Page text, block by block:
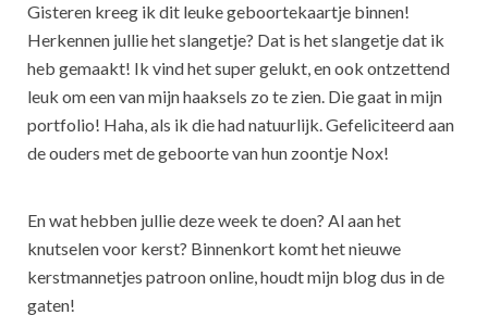
Gisteren kreeg ik dit leuke geboortekaartje binnen!
Herkennen jullie het slangetje? Dat is het slangetje dat ik
heb gemaakt! Ik vind het super gelukt, en ook ontzettend
leuk om een van mijn haaksels zo te zien. Die gaat in mijn
portfolio! Haha, als ik die had natuurlijk. Gefeliciteerd aan
de ouders met de geboorte van hun zoontje Nox!
En wat hebben jullie deze week te doen? Al aan het
knutselen voor kerst? Binnenkort komt het nieuwe
kerstmannetjes patroon online, houdt mijn blog dus in de
gaten!